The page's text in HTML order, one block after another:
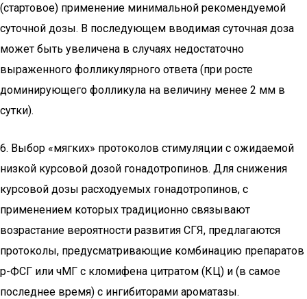
(стартовое) применение минимальной рекомендуемой
суточной дозы. В последующем вводимая суточная доза
может быть увеличена в случаях недостаточно
выраженного фолликулярного ответа (при росте
доминирующего фолликула на величину менее 2 мм в
сутки).
6. Выбор «мягких» протоколов стимуляции с ожидаемой
низкой курсовой дозой гонадотропинов. Для снижения
курсовой дозы расходуемых гонадотропинов, с
применением которых традиционно связывают
возрастание вероятности развития СГЯ, предлагаются
протоколы, предусматривающие комбинацию препаратов
р-ФСГ или чМГ с кломифена цитратом (КЦ) и (в самое
последнее время) с ингибиторами ароматазы.